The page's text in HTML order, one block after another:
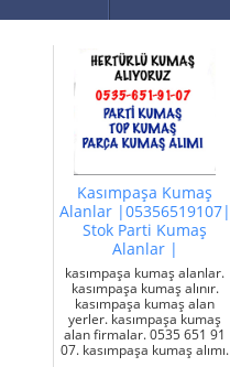
Kasımpaşa Kumaş
Alanlar |05356519107|
Stok Parti Kumaş
Alanlar |
kasımpaşa kumaş alanlar.
kasımpaşa kumaş alınır.
kasımpaşa kumaş alan
yerler. kasımpaşa kumaş
alan firmalar. 0535 651 91
07. kasımpaşa kumaş alımı.